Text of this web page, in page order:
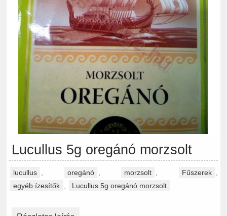
Lucullus 5g oregánó morzsolt
lucullus oregánó morzsolt Fűszerek
egyéb ízesítők
Lucullus 5g oregánó morzsolt